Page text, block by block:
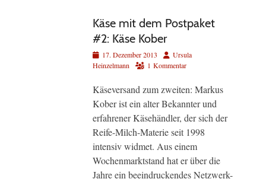
Käse mit dem Postpaket
#2: Käse Kober
Veröffentlicht
am
17. Dezember 2013 AutorUrsula
Heinzelmann
1 Kommentar
Käseversand zum zweiten: Markus
Kober ist ein alter Bekannter und
erfahrener Käsehändler, der sich der
Reife-Milch-Materie seit 1998
intensiv widmet. Aus einem
Wochenmarktstand hat er über die
Jahre ein beeindruckendes Netzwerk-